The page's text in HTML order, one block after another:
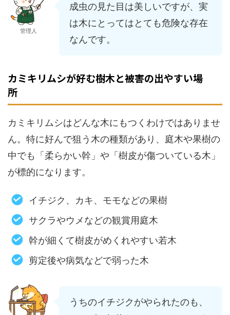
管理人
成虫の見た目は美しいですが、実
は木にとってはとても危険な存在
なんです。
カミキリムシが好む樹木と被害の出やすい場
所
カミキリムシはどんな木にもつくわけではありませ
ん。特に好んで狙う木の種類があり、庭木や果樹の
中でも「柔らかい幹」や「樹皮が傷ついている木」
が標的になります。
イチジク、カキ、モモなどの果樹
サクラやウメなどの観賞用庭木
幹が細くて樹皮がめくれやすい若木
剪定後や病気などで弱った木
うちのイチジクがやられたのも、